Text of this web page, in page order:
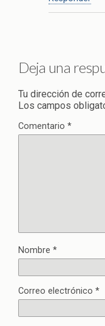
Deja una
Tu dirección de
Los campos
Comentario *
Nombre *
Correo electrónico *